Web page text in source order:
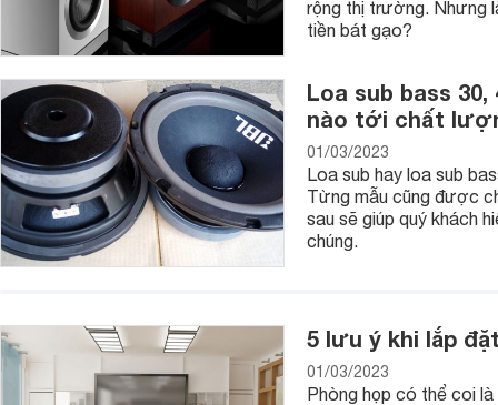
rộng thị trường. Nhưng
tiền bát gạo?
Loa sub bass
nào tới chất
01/03/2023
Loa sub hay loa sub
Từng mẫu cũng được
sau sẽ giúp quý khách
chúng.
5 lưu ý khi lắp
01/03/2023
Phòng họp có thể coi